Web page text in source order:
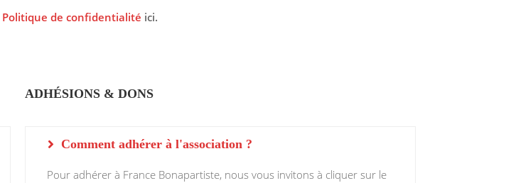
Politique de confidentialité ici.
ADHÉSIONS & DONS
Comment adhérer à l'association ?
Pour adhérer à France Bonapartiste, nous vous invitons à cliquer sur le